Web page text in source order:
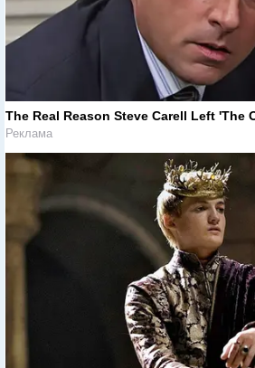
The Real Reason Steve Carell Left 'The
Реклама